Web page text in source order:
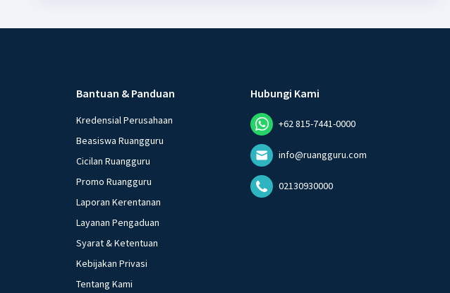
Bantuan & Panduan
Kredensial Perusahaan
Beasiswa Ruangguru
Cicilan Ruangguru
Promo Ruangguru
Laporan Kerentanan
Layanan Pengaduan
Syarat & Ketentuan
Kebijakan Privasi
Tentang Kami
Hubungi Kami
+62 815-7441-0000
info@ruangguru.com
02130930000